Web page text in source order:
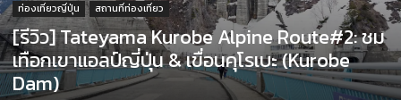
ท่องเที่ยวญี่ปุ่น สถานที่ท่องเที่ยว
[รีวิว] Tateyama Kurobe Alpine Route#2: ชม
เทือกเขาแอลป์ญี่ปุ่น & เขื่อนคุโรเบะ (Kurobe
Dam)